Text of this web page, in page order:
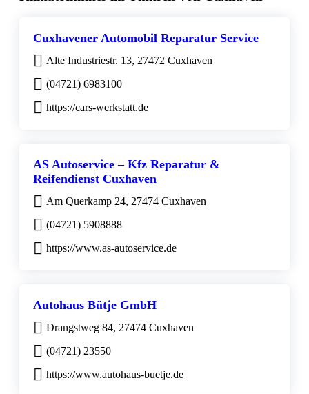
Cuxhavener Automobil Reparatur Service
Alte Industriestr. 13, 27472 Cuxhaven
(04721) 6983100
https://cars-werkstatt.de
AS Autoservice – Kfz Reparatur &
Reifendienst Cuxhaven
Am Querkamp 24, 27474 Cuxhaven
(04721) 5908888
https://www.as-autoservice.de
Autohaus Bütje GmbH
Drangstweg 84, 27474 Cuxhaven
(04721) 23550
https://www.autohaus-buetje.de